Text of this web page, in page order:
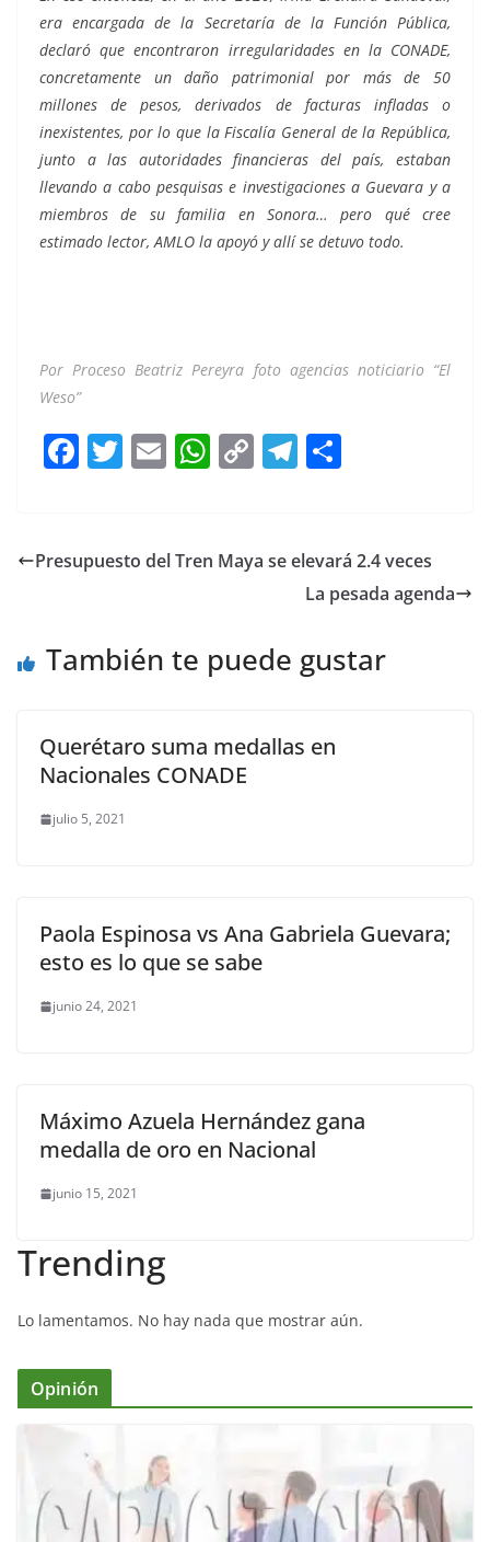
era encargada de la Secretaría de la Función Pública,
declaró que encontraron irregularidades en la CONADE,
concretamente un daño patrimonial por más de 50
millones de pesos, derivados de facturas infladas o
inexistentes, por lo que la Fiscalía General de la República,
junto a las autoridades financieras del país, estaban
llevando a cabo pesquisas e investigaciones a Guevara y a
miembros de su familia en Sonora… pero qué cree
estimado lector, AMLO la apoyó y allí se detuvo todo.
Por Proceso Beatriz Pereyra foto agencias noticiario “El
Weso”
F
e
o
T
er
E
l
W
s
p
C
y
k
T
gr
a
e
Presupuesto del Tren Maya se elevará 2.4 veces
La pesada agenda
También te puede gustar
Querétaro suma medallas en
Nacionales CONADE
julio 5, 2021
Paola Espinosa vs Ana Gabriela Guevara;
esto es lo que se sabe
junio 24, 2021
Máximo Azuela Hernández gana
medalla de oro en Nacional
junio 15, 2021
Trending
Lo lamentamos. No hay nada que mostrar aún.
Opinión